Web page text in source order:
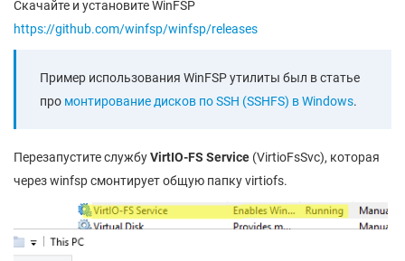
Скачайте и установите WinFSP
https://github.com/winfsp/winfsp/releases
Пример использования WinFSP утилиты был в статье
про монтирование дисков по SSH (SSHFS) в Windows.
Перезапустите службуVirtIO-FS Service (VirtioFsSvc), которая
через winfsp смонтирует общую папку virtiofs.